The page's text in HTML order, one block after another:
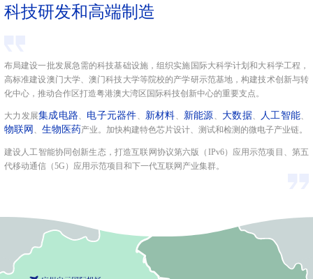
科技研发和高端制造
布局建设一批发展急需的科技基础设施，组织实施国际大科学计划和大科学工程，
高标准建设澳门大学、澳门科技大学等院校的产学研示范基地，构建技术创新与转
化中心，推动合作区打造粤港澳大湾区国际科技创新中心的重要支点。
大力发展集成电路、 电子元器件、 新材料、 新能源 、 大数据、 人工智能、
物联网 、 生物医药产业。加快构建特色芯片设计、测试和检测的微电子产业链。
建设人工智能协同创新生态，打造互联网协议第六版（IPv6）应用示范项目、第五
代移动通信（5G）应用示范项目和下一代互联网产业集群。